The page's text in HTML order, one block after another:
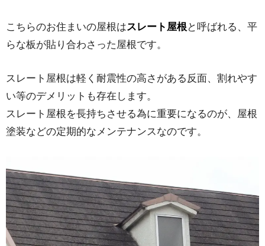
こちらのお住まいの屋根はスレート屋根 と呼ばれる、平
らな板が貼り合わさった屋根です。
スレート屋根は軽く耐震性の高さがある反面、割れやす
い等のデメリットも存在します。
スレート屋根を長持ちさせる為に重要になるのが、屋根
塗装などの定期的なメンテナンスなのです。